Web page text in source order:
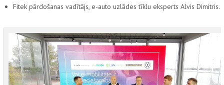
Fitek pārdošanas vadītājs, e-auto uzlādes tīklu eksperts Alvis Dimitris.